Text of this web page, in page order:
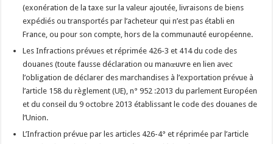
(exonération de la taxe sur la valeur ajoutée, livraisons de biens
expédiés ou transportés par l’acheteur qui n’est pas établi en
France, ou pour son compte, hors de la communauté européenne.
Les Infractions prévues et réprimée 426-3 et 414 du code des
douanes (toute fausse déclaration ou manœuvre en lien avec
l’obligation de déclarer des marchandises à l’exportation prévue à
l’article 158 du règlement (UE), n° 952 :2013 du parlement Européen
et du conseil du 9 octobre 2013 établissant le code des douanes de
l’Union.
L’Infraction prévue par les articles 426-4° et réprimée par l’article